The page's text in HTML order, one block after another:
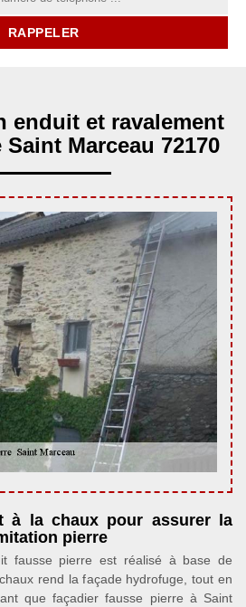
enduit et ravalement
Marceau 72170
à la chaux pour assurer la
pierre
fausse pierre est réalisé à base de
rend la façade hydrofuge, tout en
que façadier fausse pierre à Saint